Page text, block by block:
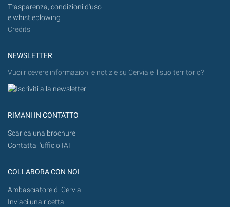
Trasparenza, condizioni d'uso
e whistleblowing
Credits
NEWSLETTER
Vuoi ricevere informazioni e notizie su Cervia e il suo territorio?
RIMANI IN CONTATTO
Scarica una brochure
Contatta l'ufficio IAT
COLLABORA CON NOI
Ambasciatore di Cervia
Inviaci una ricetta